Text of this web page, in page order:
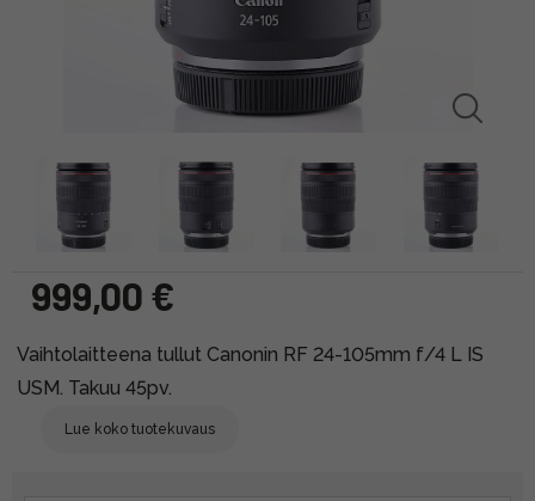
999,00 €
Vaihtolaitteena tullut Canonin RF 24-105mm f/4 L IS
USM. Takuu 45pv.
Lue koko tuotekuvaus